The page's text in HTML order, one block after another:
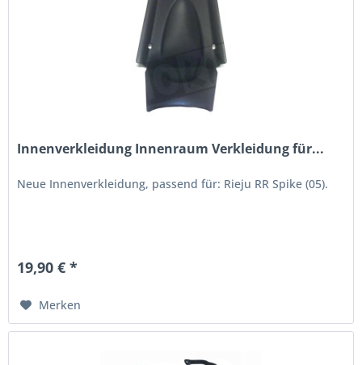
Innenverkleidung Innenraum Verkleidung für...
Neue Innenverkleidung, passend für: Rieju RR Spike (05).
19,90 € *
Merken